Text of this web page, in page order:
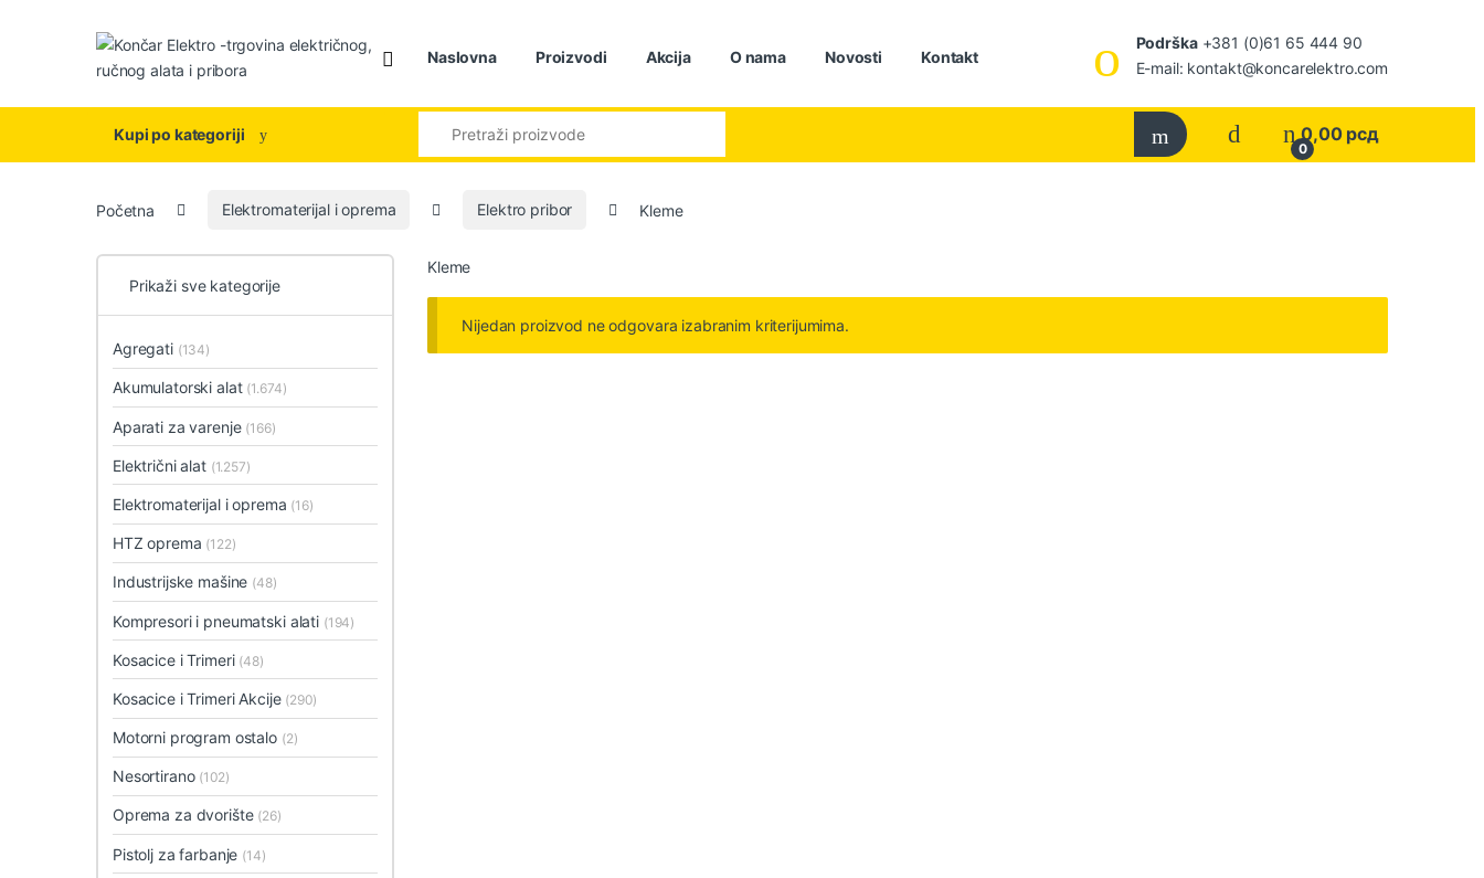
Naslovna Proizvodi Akcija O nama Novosti Kontakt
Podrška+381 (0)61 65 444 90
E-mail: kontakt@koncarelektro.com
Kupi po kategoriji
0
0,00 рсд
Početna Elektromaterijal i oprema Elektro pribor Kleme
Kleme
Nijedan proizvod ne odgovara izabranim kriterijumima.
Prikaži sve kategorije
Agregati (134)
Akumulatorski alat (1.674)
Aparati za varenje (166)
Električni alat (1.257)
Elektromaterijal i oprema (16)
HTZ oprema (122)
Industrijske mašine (48)
Kompresori i pneumatski alati (194)
Kosacice i Trimeri (48)
Kosacice i Trimeri Akcije (290)
Motorni program ostalo (2)
Nesortirano (102)
Oprema za dvorište (26)
Pistolj za farbanje (14)